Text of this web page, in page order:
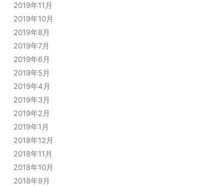
2019年11月
2019年10月
2019年8月
2019年7月
2019年6月
2019年5月
2019年4月
2019年3月
2019年2月
2019年1月
2018年12月
2018年11月
2018年10月
2018年9月